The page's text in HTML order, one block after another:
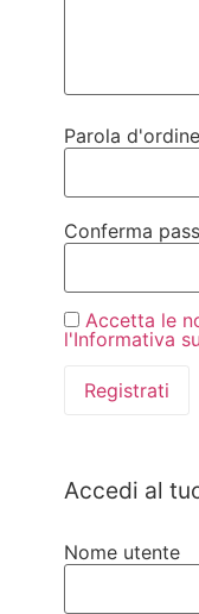
Parola d'ordine
Conferma
Accetta le
l'Informativa
Accedi al
Nome utente